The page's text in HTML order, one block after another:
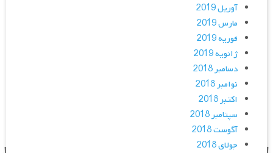
آوریل 2019
مارس 2019
فوریه 2019
ژانویه 2019
دسامبر 2018
نوامبر 2018
اکتبر 2018
سپتامبر 2018
آگوست 2018
جولای 2018